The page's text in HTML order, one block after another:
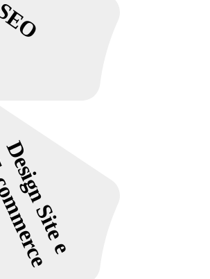
Design Site e